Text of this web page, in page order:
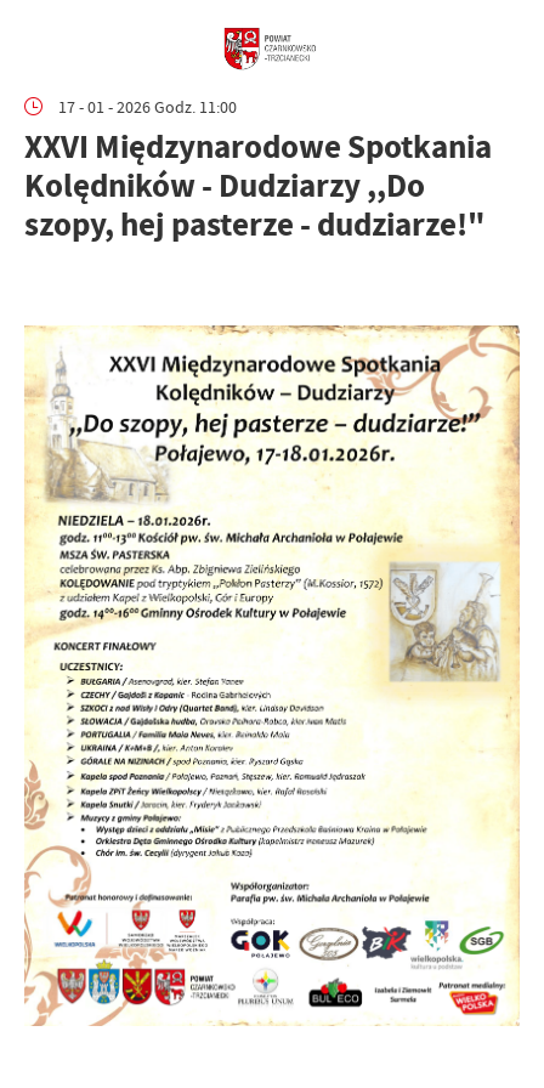
17 - 01 - 2026 Godz. 11:00
XXVI Międzynarodowe Spotkania
Kolędników - Dudziarzy ,,Do
szopy, hej pasterze - dudziarze!"